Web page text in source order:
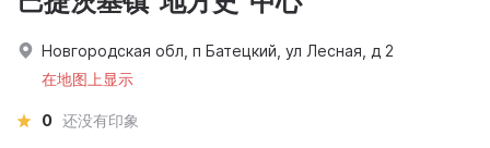
Новгородская обл, п Батецкий, ул Лесная, д 2
在地图上显示
0 还没有印象